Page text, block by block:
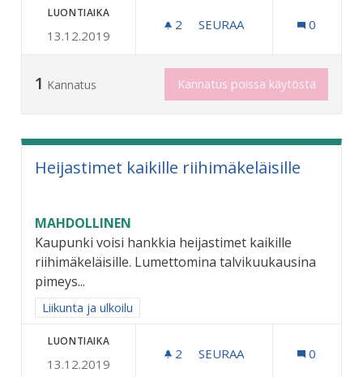
LUONTIAIKA
13.12.2019
2 2 SEURAAJAA
SEURAA 0
1 Kannatus Kannatus poissa käytöstä
Heijastimet kaikille riihimäkeläisille
MAHDOLLINEN
Kaupunki voisi hankkia heijastimet kaikille
riihimäkeläisille. Lumettomina talvikuukausina
pimeys...
Rajaa tulokset aihepiirin mukaan: Liikunta ja ulkoilu
Liikunta ja ulkoilu
LUONTIAIKA
13.12.2019
2 2 SEURAAJAA
SEURAA 0